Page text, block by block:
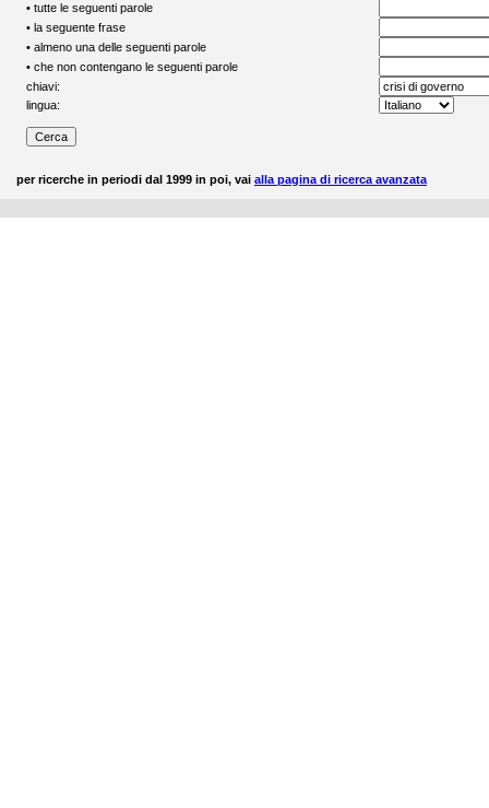
• tutte le seguenti parole
• la seguente frase
• almeno una delle seguenti parole
• che non contengano le seguenti parole
chiavi:
lingua:
per ricerche in periodi dal 1999 in poi, vai alla pagina di ricerca avanzata